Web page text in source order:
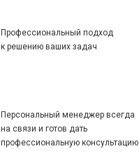
Профессиональный подход
к решению ваших задач
Персональный менеджер всегда
на связи и готов дать
профессиональную консультацию